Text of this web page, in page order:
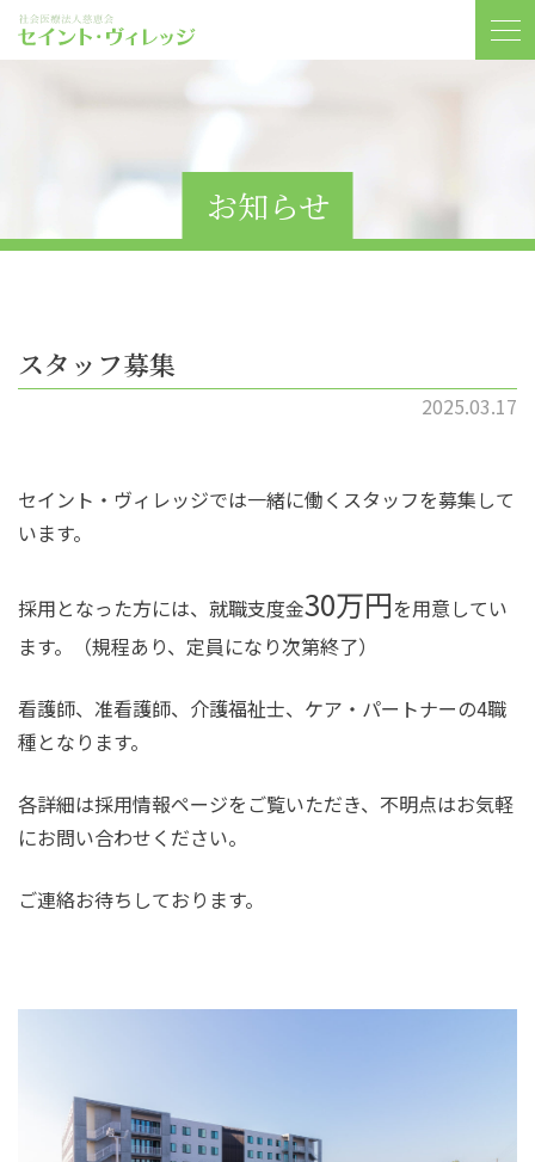
お知らせ
スタッフ募集
2025.03.17
セイント・ヴィレッジでは一緒に働くスタッフを募集して
います。
採用となった方には、就職支度金30万円を用意してい
ます。（規程あり、定員になり次第終了）
看護師、准看護師、介護福祉士、ケア・パートナーの4職
種となります。
各詳細は採用情報ページをご覧いただき、不明点はお気軽
にお問い合わせください。
ご連絡お待ちしております。